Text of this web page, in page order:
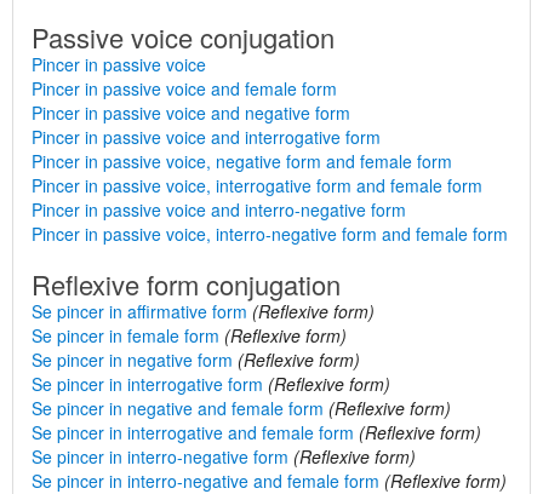
Passive voice conjugation
Pincer in passive voice
Pincer in passive voice and female form
Pincer in passive voice and negative form
Pincer in passive voice and interrogative form
Pincer in passive voice, negative form and female form
Pincer in passive voice, interrogative form and female form
Pincer in passive voice and interro-negative form
Pincer in passive voice, interro-negative form and female form
Reflexive form conjugation
Se pincer in affirmative form (Reflexive form)
Se pincer in female form (Reflexive form)
Se pincer in negative form (Reflexive form)
Se pincer in interrogative form (Reflexive form)
Se pincer in negative and female form (Reflexive form)
Se pincer in interrogative and female form (Reflexive form)
Se pincer in interro-negative form (Reflexive form)
Se pincer in interro-negative and female form (Reflexive form)